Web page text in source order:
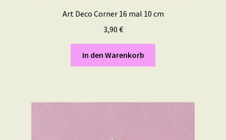
Art Deco Corner 16 mal 10 cm
3,90 €
In den Warenkorb